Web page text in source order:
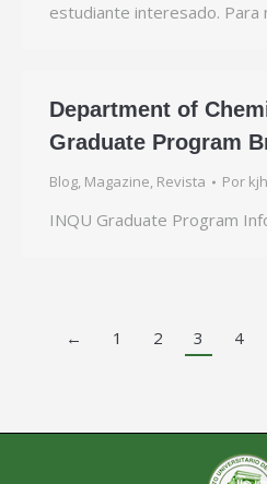
estudiante interesado. Para
Department of
Graduate Program
Blog, Magazine, Revista Por
INQU Graduate Program
← 1 2 3 4